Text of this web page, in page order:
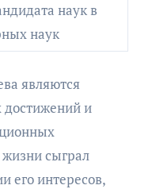
наук в
наук
являются
достижений и
жизни сыграл
его интересов,